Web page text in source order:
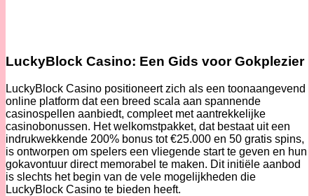
LuckyBlock Casino: Een Gids voor Gokplezier
LuckyBlock Casino positioneert zich als een toonaangevend
online platform dat een breed scala aan spannende
casinospellen aanbiedt, compleet met aantrekkelijke
casinobonussen. Het welkomstpakket, dat bestaat uit een
indrukwekkende 200% bonus tot €25.000 en 50 gratis spins,
is ontworpen om spelers een vliegende start te geven en hun
gokavontuur direct memorabel te maken. Dit initiële aanbod
is slechts het begin van de vele mogelijkheden die
LuckyBlock Casino te bieden heeft.